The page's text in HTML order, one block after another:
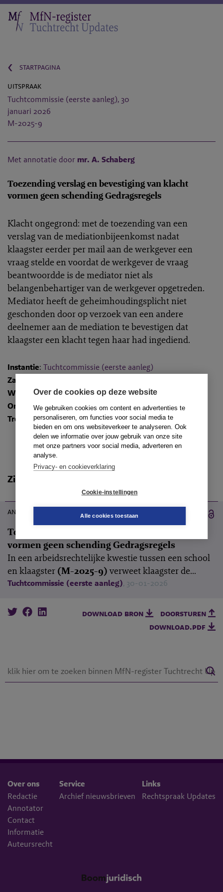
Over de cookies op deze website
We gebruiken cookies om content en advertenties te
personaliseren, om functies voor social media te
bieden en om ons websiteverkeer te analyseren. Ook
delen we informatie over jouw gebruik van onze site
met onze partners voor social media, adverteren en
analyse.
Privacy- en cookieverklaring
Cookie-instellingen
Alle cookies toestaan
‹
startpagina
uitspraak
Tuchtcommissie (eerste aanleg), 30
januari 2026
M-2025-9
Met annotatie door mr. A. Schaberg
Toezending verslag en bevestiging van klacht
vormen geen schending Gedragsregels
Klacht ongegrond: met de toezending van een
verslag van de mediationbijeenkomst nadat
klaagster eerder per mail aan de werkgever een
vraag stelde en voordat de werkgever de vraag
beantwoordde is de mediator niet als
belangenbehartiger van de werkgever opgetreden.
Mediator heeft de geheimhoudingsplicht niet
geschonden door op verzoek van een andere
deelnemer aan de mediation te bevestigen dat
klaagster een klacht tegen haar had ingediend.
Instantie: Tuchtcommissie (eerste aanleg)
Zaaknummer
Wetsartikelen:
Onderwerpen:Werkwijze
Trefwoorden: Arbeid
Zie ook
annotatie
Toezending verslag en bevestiging van klacht
vormen geen schending Gedragsregels
In een arbeidsrechtelijke kwestie tussen een school
en klaagster (M-2025-9) verweet klaagster de...
Tuchtcommissie (eerste aanleg), 30-01-2026
download bron
doorsturen
download.pdf
Over ons
Redactie
Annotator
Contact
Informatie
Auteursrecht
Service
Archief nieuwsbrieven
Links
Rechtspraak Updates